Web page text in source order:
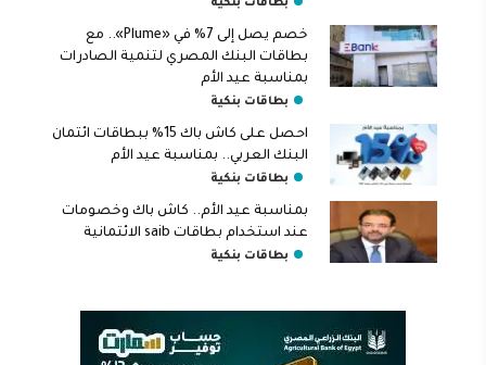
بطاقات بنكية
خصم يصل إلى 7% في «Plume».. مع
بطاقات البنك المصري لتنمية الصادرات
بمناسبة عيد الأم
بطاقات بنكية
احصل على كاش باك 15% ببطاقات ائتمان
البنك العربي.. بمناسبة عيد الأم
بطاقات بنكية
بمناسبة عيد الأم.. كاش باك وخصومات
عند استخدام بطاقات saib الائتمانية
بطاقات بنكية